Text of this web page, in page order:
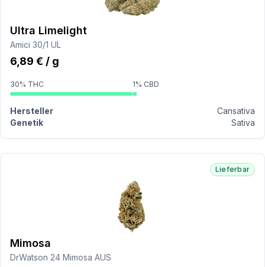
Ultra Limelight
Amici 30/1 UL
6,89 € / g
30% THC 1% CBD
Hersteller
Cansativa
Genetik
Sativa
Lieferbar
Mimosa
DrWatson 24 Mimosa AUS